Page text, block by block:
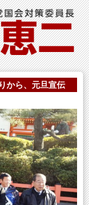
から、元旦宣伝